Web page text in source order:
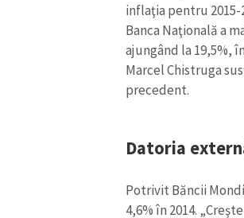
inflaţia pentru
Banca Naţională a
ajungând la 19,5%,
Marcel Chistruga
precedent.
Datoria
Potrivit Băncii
4,6% în 2014.